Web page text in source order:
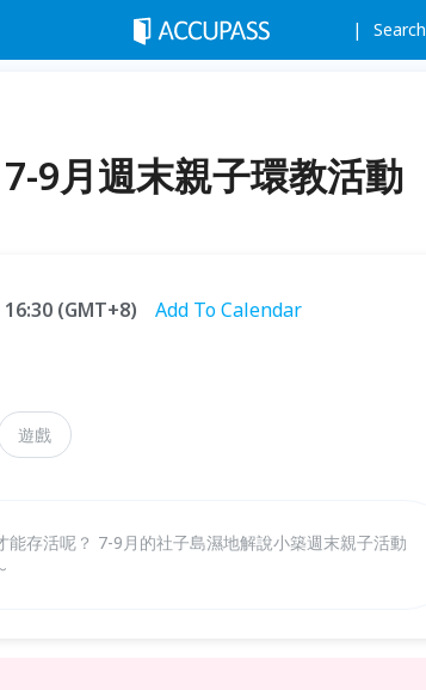
Search
9月週末親子環教活動
(GMT+8)
Add To Calendar
遊戲
存活呢？ 7-9月的社子島濕地解說小築週末親子活動